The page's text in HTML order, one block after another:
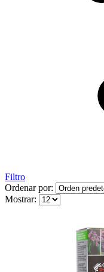
Filtro
Ordenar por:
Mostrar: